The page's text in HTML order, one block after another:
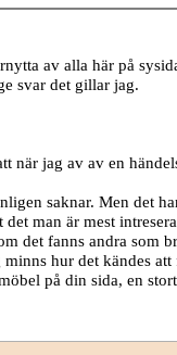
av alla här på
svar det gillar jag.
när jag av av en
saknar. Men det
man är mest
det fanns andra som
hur det kändes
på din sida, en